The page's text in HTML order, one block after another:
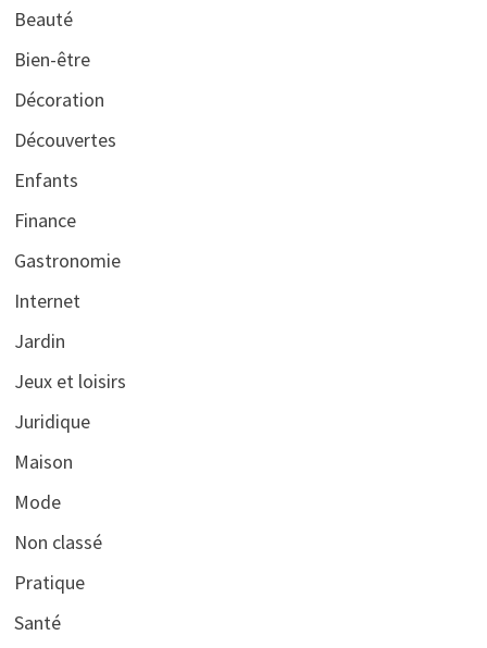
Beauté
Bien-être
Décoration
Découvertes
Enfants
Finance
Gastronomie
Internet
Jardin
Jeux et loisirs
Juridique
Maison
Mode
Non classé
Pratique
Santé